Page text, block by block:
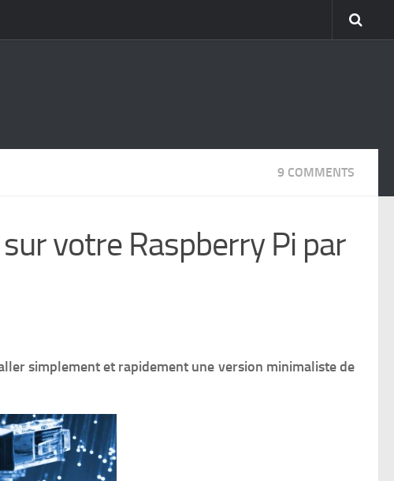
9 COMMENTS
votre Raspberry Pi par
simplement et rapidement une version minimaliste de